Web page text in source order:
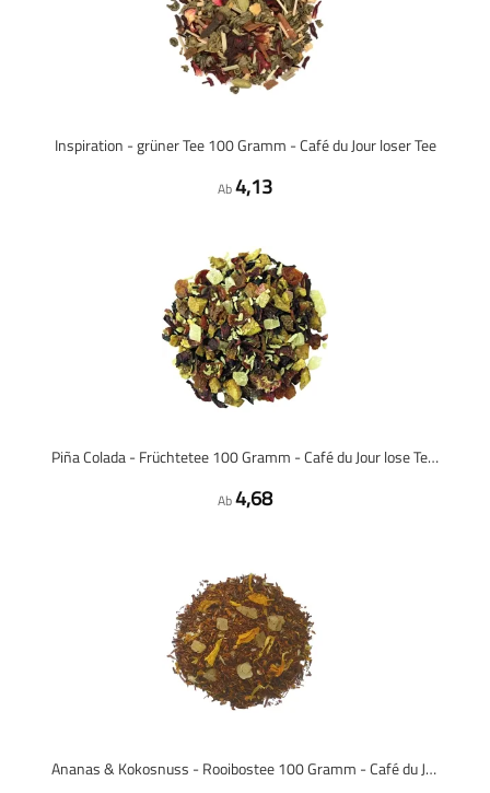
Inspiration - grüner Tee 100 Gramm - Café du Jour loser Tee
Ab4,13
Piña Colada - Früchtetee 100 Gramm - Café du Jour lose Teemischung
Ab4,68
Ananas & Kokosnuss - Rooibostee 100 Gramm - Café du Jour loser Tee